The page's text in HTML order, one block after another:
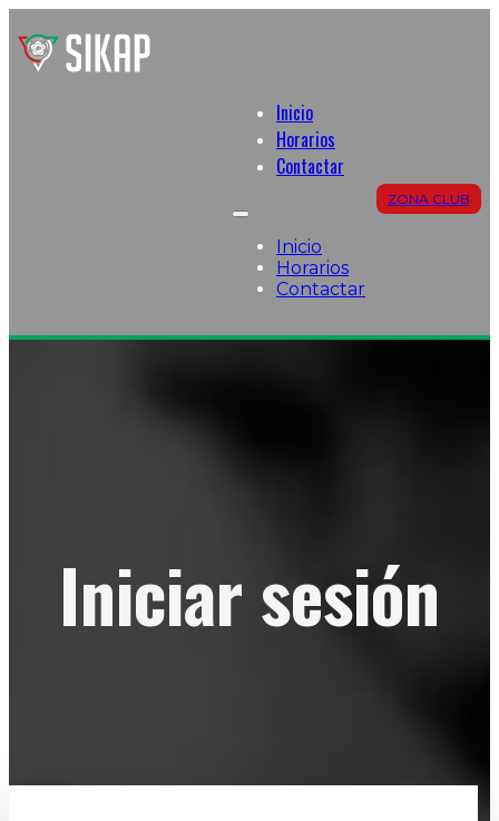
Inicio
Horarios
Contactar
Inicio
Horarios
Contactar
ZONA CLUB
Iniciar sesión